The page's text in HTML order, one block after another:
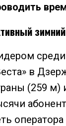
в
(259 м)